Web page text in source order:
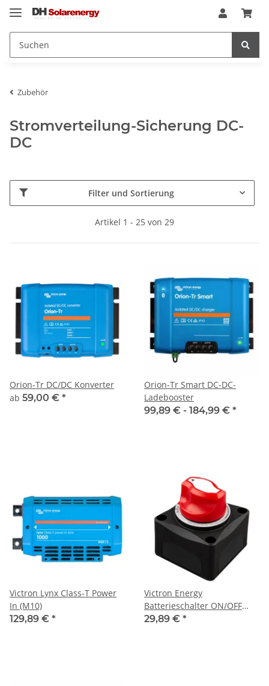
Zubehör
Stromverteilung-Sicherung DC-
DC
Filter und Sortierung
Artikel 1 - 25 von 29
Orion-Tr DC/DC Konverter
ab 59,00 € *
Orion-Tr Smart DC-DC-
Ladebooster
99,89 € - 184,99 € *
Victron Lynx Class-T Power
In (M10)
129,89 € *
Victron Energy
Batterieschalter ON/OFF
275A
29,89 € *